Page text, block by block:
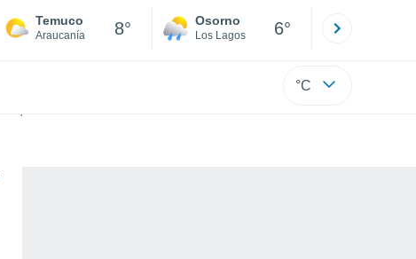
Temuco
Araucanía 8° Osorno
Los Lagos 6°
°C